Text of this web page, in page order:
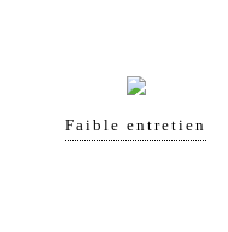
Faible entretien